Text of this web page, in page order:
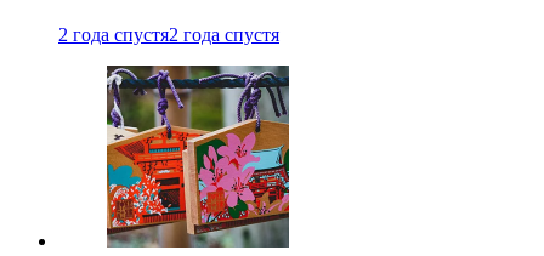
2 года спустя2 года спустя